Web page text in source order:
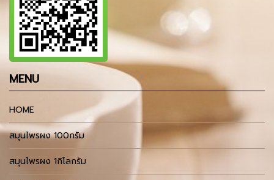
MENU
HOME
สมุนไพรผง 100กรัม
สมุนไพรผง 1กิโลกรัม